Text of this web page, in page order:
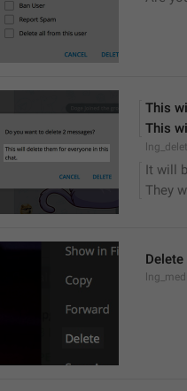
This
This
It will
They
Delete